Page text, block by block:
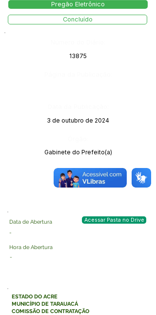
Pregão Eletrônico
Concluído
13875
3 de outubro de 2024
Gabinete do Prefeito(a)
Data de Abertura
Acessar Pasta no Drive
-
Hora de Abertura
-
ESTADO DO ACRE
MUNICÍPIO DE TARAUACÁ
COMISSÃO DE CONTRATAÇÃO